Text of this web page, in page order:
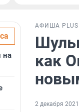
на
АФИША PLUS
как
2 декабря